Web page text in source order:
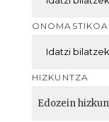
ONOMASTIKOA
HIZKUNTZA